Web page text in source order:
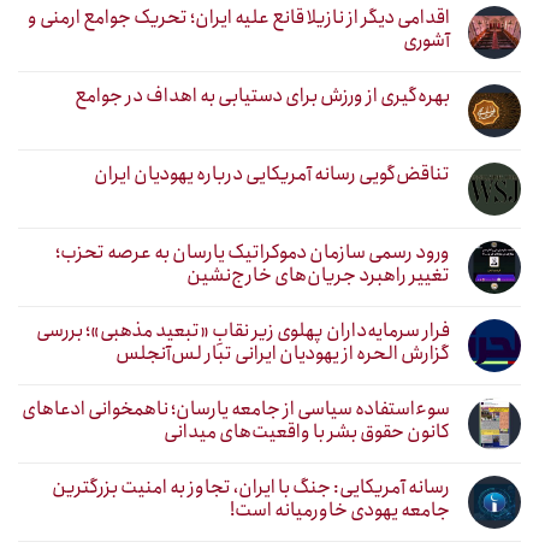
اقدامی دیگر از نازیلا قانع علیه ایران؛ تحریک جوامع ارمنی و
آشوری
بهره‌گیری از ورزش برای دستیابی به اهداف در جوامع
تناقض‌گویی رسانه آمریکایی درباره یهودیان ایران
ورود رسمی سازمان دموکراتیک یارسان به عرصه تحزب؛
تغییر راهبرد جریان‌های خارج‌نشین
فرار سرمایه‌داران پهلوی زیر نقابِ «تبعید مذهبی»؛ بررسی
گزارش الحره از یهودیان ایرانی تبار لس‌آنجلس
سوءاستفاده سیاسی از جامعه یارسان؛ ناهمخوانی ادعاهای
کانون حقوق بشر با واقعیت‌های میدانی
رسانه آمریکایی: جنگ با ایران، تجاوز به امنیت بزرگترین
جامعه یهودی خاورمیانه است!